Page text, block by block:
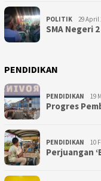
POLITIK 29 April
SMA Negeri
PENDIDIKAN
PENDIDIKAN 19
Progres
PENDIDIKAN 10
Perjuangan